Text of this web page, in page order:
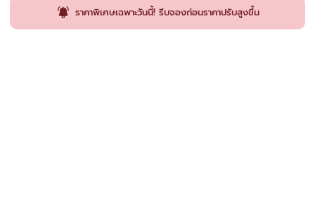
ราคาพิเศษเฉพาะวันนี้! รีบจองก่อนราคาปรับสูงขึ้น